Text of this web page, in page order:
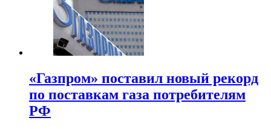
«Газпром» поставил новый рекорд
по поставкам газа потребителям
РФ